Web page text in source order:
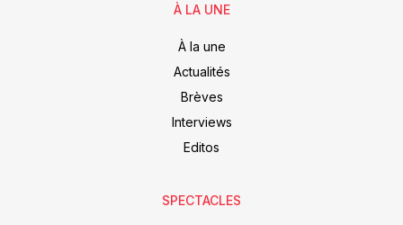
À LA UNE
À la une
Actualités
Brèves
Interviews
Editos
SPECTACLES